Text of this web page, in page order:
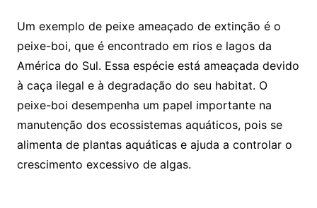
Um exemplo de peixe ameaçado de extinção é o
peixe-boi, que é encontrado em rios e lagos da
América do Sul. Essa espécie está ameaçada devido
à caça ilegal e à degradação do seu habitat. O
peixe-boi desempenha um papel importante na
manutenção dos ecossistemas aquáticos, pois se
alimenta de plantas aquáticas e ajuda a controlar o
crescimento excessivo de algas.